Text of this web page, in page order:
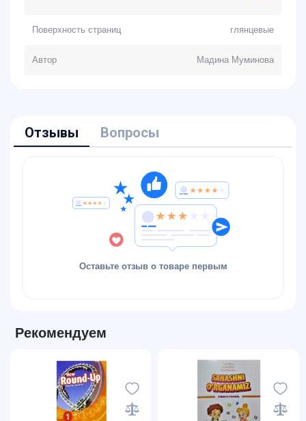
Поверхность страниц глянцевые
Автор Мадина Муминова
Отзывы Вопросы
Оставьте отзыв о товаре первым
Рекомендуем